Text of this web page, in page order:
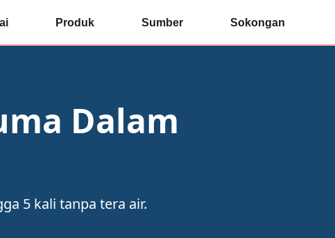
Produk Sumber Sokongan
Dalam
5 kali tanpa tera air.